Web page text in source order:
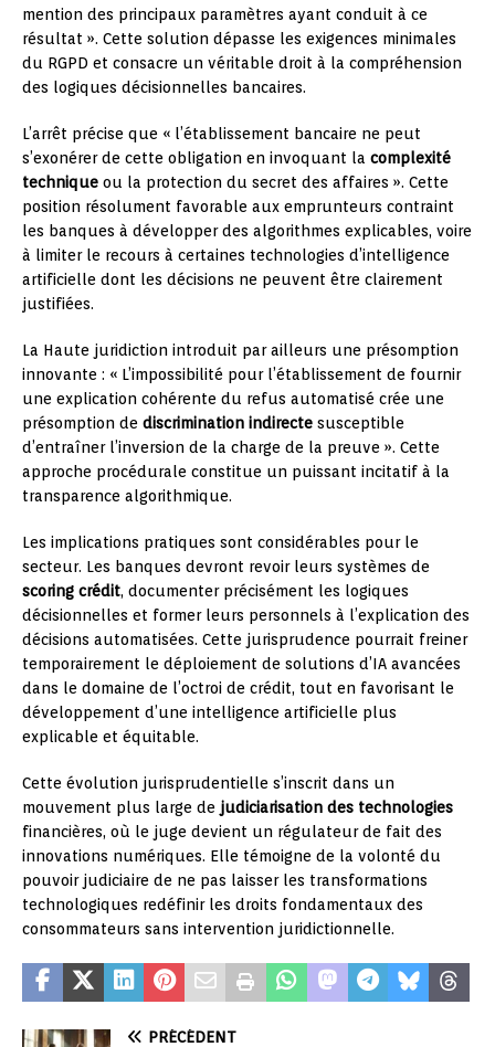
mention des principaux paramètres ayant conduit à ce
résultat ». Cette solution dépasse les exigences minimales
du RGPD et consacre un véritable droit à la compréhension
des logiques décisionnelles bancaires.
L’arrêt précise que « l’établissement bancaire ne peut
s’exonérer de cette obligation en invoquant la complexité
technique ou la protection du secret des affaires ». Cette
position résolument favorable aux emprunteurs contraint
les banques à développer des algorithmes explicables, voire
à limiter le recours à certaines technologies d’intelligence
artificielle dont les décisions ne peuvent être clairement
justifiées.
La Haute juridiction introduit par ailleurs une présomption
innovante : « L’impossibilité pour l’établissement de fournir
une explication cohérente du refus automatisé crée une
présomption de discrimination indirecte susceptible
d’entraîner l’inversion de la charge de la preuve ». Cette
approche procédurale constitue un puissant incitatif à la
transparence algorithmique.
Les implications pratiques sont considérables pour le
secteur. Les banques devront revoir leurs systèmes de
scoring crédit, documenter précisément les logiques
décisionnelles et former leurs personnels à l’explication des
décisions automatisées. Cette jurisprudence pourrait freiner
temporairement le déploiement de solutions d’IA avancées
dans le domaine de l’octroi de crédit, tout en favorisant le
développement d’une intelligence artificielle plus
explicable et équitable.
Cette évolution jurisprudentielle s’inscrit dans un
mouvement plus large de judiciarisation des technologies
financières, où le juge devient un régulateur de fait des
innovations numériques. Elle témoigne de la volonté du
pouvoir judiciaire de ne pas laisser les transformations
technologiques redéfinir les droits fondamentaux des
consommateurs sans intervention juridictionnelle.
PRÉCÉDENT